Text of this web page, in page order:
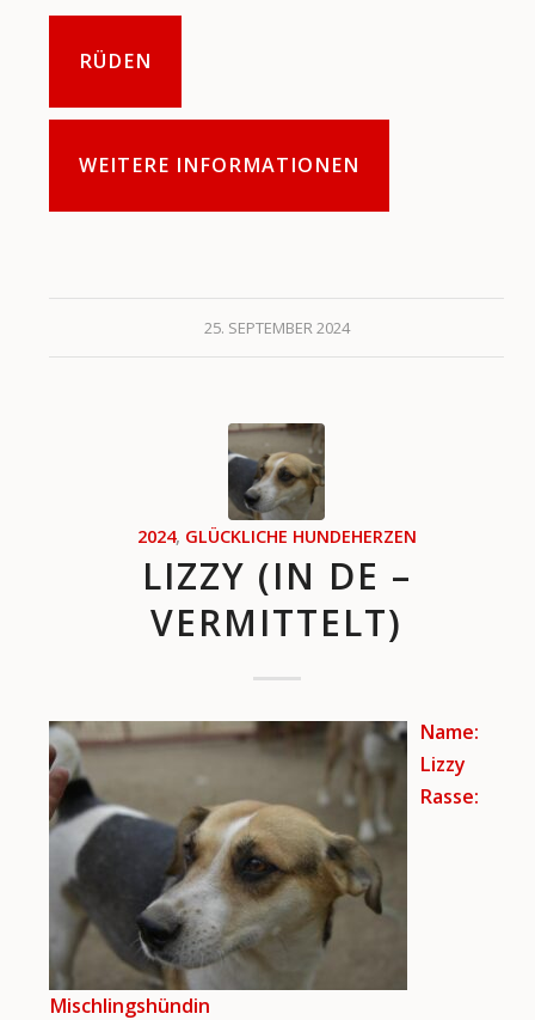
RÜDEN
WEITERE INFORMATIONEN
25. SEPTEMBER 2024
2024, GLÜCKLICHE HUNDEHERZEN
LIZZY (IN DE –
VERMITTELT)
Name:
Lizzy
Rasse:
Mischlingshündin